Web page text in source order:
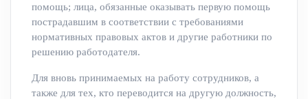
помощь; лица, обязанные оказывать первую помощь
пострадавшим в соответствии с требованиями
нормативных правовых актов и другие работники по
решению работодателя.
Для вновь принимаемых на работу сотрудников, а
также для тех, кто переводится на другую должность,